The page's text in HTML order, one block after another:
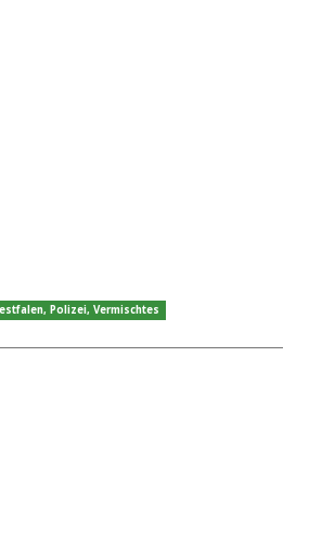
, Polizei, Vermischtes